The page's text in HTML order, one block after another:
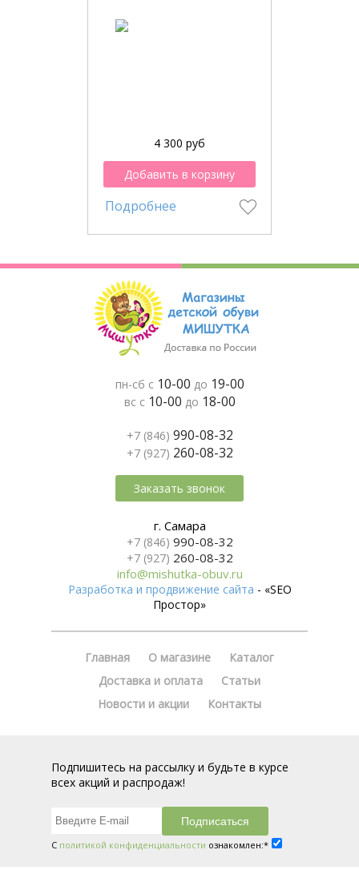
4 300 руб
Добавить в корзину
Подробнее
пн-сб с 10-00 до 19-00
вс с 10-00 до 18-00
+7 (846) 990-08-32
+7 (927) 260-08-32
Заказать звонок
г. Самара
+7 (846) 990-08-32
+7 (927) 260-08-32
info@mishutka-obuv.ru
Разработка и продвижение сайта - «SEO
Простор»
Главная О магазине
Каталог
Доставка и оплата
Статьи
Новости и акции
Контакты
Подпишитесь на рассылку и будьте в курсе
всех акций и распродаж!
С политикой конфиденциальности ознакомлен:*